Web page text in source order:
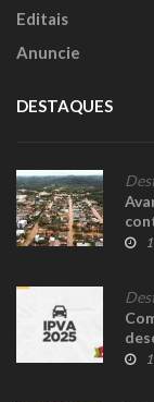
Editais
Anuncie
DESTAQUES